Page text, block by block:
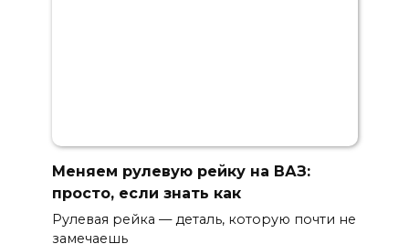
Меняем рулевую рейку на ВАЗ:
просто, если знать как
Рулевая рейка — деталь, которую почти не
замечаешь